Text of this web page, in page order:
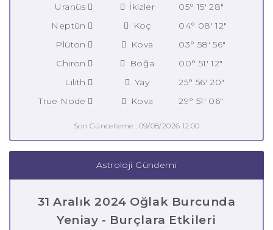
Uranüs
İkizler
05° 15' 28"
Neptün
Koç
04° 08' 12"
Plüton
Kova
03° 58' 56"
Chiron
Boğa
00° 51' 12"
Lilith
Yay
25° 56' 20"
True Node
Kova 29° 51' 06"
Son Güncelleme : 09/08/2026 12:00
Astroloji Gündemi
31 Aralık 2024 Oğlak Burcunda
Yeniay - Burçlara Etkileri